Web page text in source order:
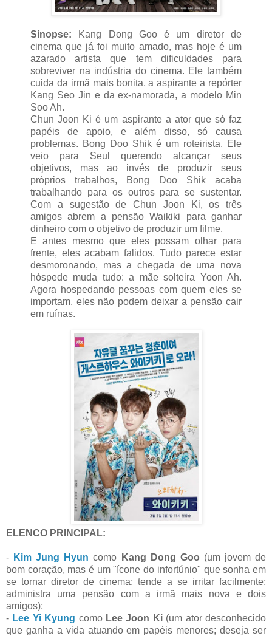
Sinopse: Kang Dong Goo é um diretor de
cinema que já foi muito amado, mas hoje é um
azarado artista que tem dificuldades para
sobreviver na indústria do cinema. Ele também
cuida da irmã mais bonita, a aspirante a repórter
Kang Seo Jin e da ex-namorada, a modelo Min
Soo Ah.
Chun Joon Ki é um aspirante a ator que só faz
papéis de apoio, e além disso, só causa
problemas. Bong Doo Shik é um roteirista. Ele
veio para Seul querendo alcançar seus
objetivos, mas ao invés de produzir seus
próprios trabalhos, Bong Doo Shik acaba
trabalhando para os outros para se sustentar.
Com a sugestão de Chun Joon Ki, os três
amigos abrem a pensão Waikiki para ganhar
dinheiro com o objetivo de produzir um filme.
E antes mesmo que eles possam olhar para
frente, eles acabam falidos. Tudo parece estar
desmoronando, mas a chegada de uma nova
hóspede muda tudo: a mãe solteira Yoon Ah.
Agora hospedando pessoas com quem eles se
importam, eles não podem deixar a pensão cair
em ruínas.
ELENCO PRINCIPAL:
- Kim Jung Hyun como Kang Dong Goo (um jovem de
bom coração, mas é um "ícone do infortúnio" que sonha em
se tornar diretor de cinema; tende a se irritar facilmente;
administra uma pensão com a irmã mais nova e dois
amigos);
- Lee Yi Kyung como Lee Joon Ki(um ator desconhecido
que ganha a vida atuando em papéis menores; deseja ser